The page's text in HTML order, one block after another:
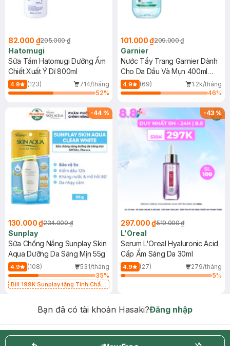
82.000 ₫205.000 ₫
Hatomugi
Sữa Tắm Hatomugi Dưỡng Ẩm
Chiết Xuất Ý Dĩ 800ml
4.9 (123)
714/tháng
52%
101.000 ₫209.000 ₫
Garnier
Nước Tẩy Trang Garnier Dành
Cho Da Dầu Và Mụn 400ml
(Mới)
4.9 (69)
1.2k/tháng
46%
-44 %
130.000 ₫234.000 ₫
Sunplay
Sữa Chống Nắng Sunplay Skin
Aqua Dưỡng Da Sáng Mịn 55g
4.9 (108)
531/tháng
35%
Bill 199K Sunplay tặng Tinh Chất
-43%
297.000 ₫519.000 ₫
L'Oreal
Serum L'Oreal Hyaluronic Acid
Cấp Ẩm Sáng Da 30ml
4.9 (27)
279/tháng
5%
Bạn đã có tài khoản Hasaki?Đăng nhập